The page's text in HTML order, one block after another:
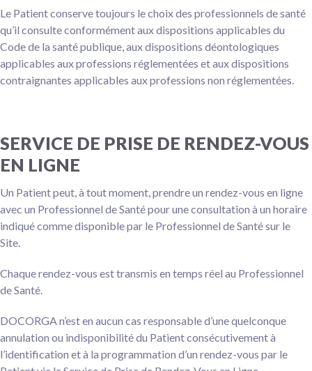
Le Patient conserve toujours le choix des professionnels de santé
qu’il consulte conformément aux dispositions applicables du
Code de la santé publique, aux dispositions déontologiques
applicables aux professions réglementées et aux dispositions
contraignantes applicables aux professions non réglementées.
SERVICE DE PRISE DE RENDEZ-VOUS
EN LIGNE
Un Patient peut, à tout moment, prendre un rendez-vous en ligne
avec un Professionnel de Santé pour une consultation à un horaire
indiqué comme disponible par le Professionnel de Santé sur le
Site.
Chaque rendez-vous est transmis en temps réel au Professionnel
de Santé.
DOCORGA n’est en aucun cas responsable d’une quelconque
annulation ou indisponibilité du Patient consécutivement à
l’identification et à la programmation d’un rendez-vous par le